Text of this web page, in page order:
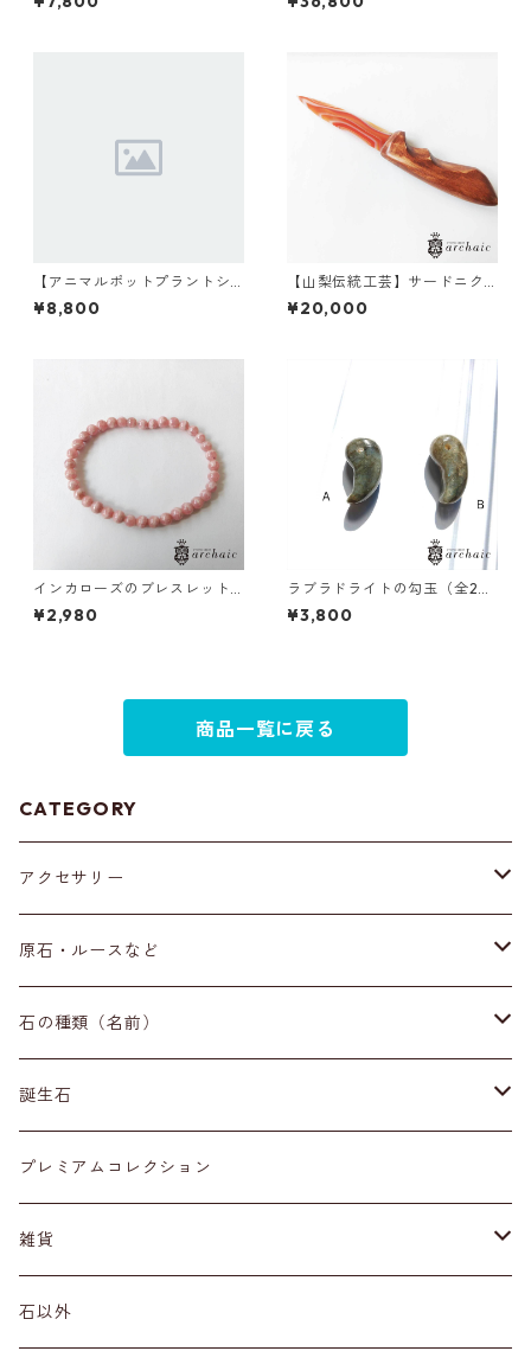
【アニマルポットプラントシ
リーズ】モンキー×セレウス×
丸サボテン
¥8,800
【山梨伝統工芸】サードニク
スのペーパーナイフ
¥20,000
インカローズのブレスレット
（5mm）
¥2,980
ラブラドライトの勾玉（全2
種）
¥3,800
商品一覧に戻る
CATEGORY
アクセサリー
ブレスレット
イヤリング・ピアス
ネックレス・ペンダントトップ
リング
材質
プラチナ
その他アクセサリー
原石・ルースなど
原石
丸玉
標本
磨き石
ルース
石の種類（名前）
ア行
アイオライト
アクアマリン
カ行
カーネリアン
カイヤナイト
サ行
サファイア
タ行
誕生石
１月
２月
３月
プレミアムコレクション
雑貨
天然石雑貨
石以外